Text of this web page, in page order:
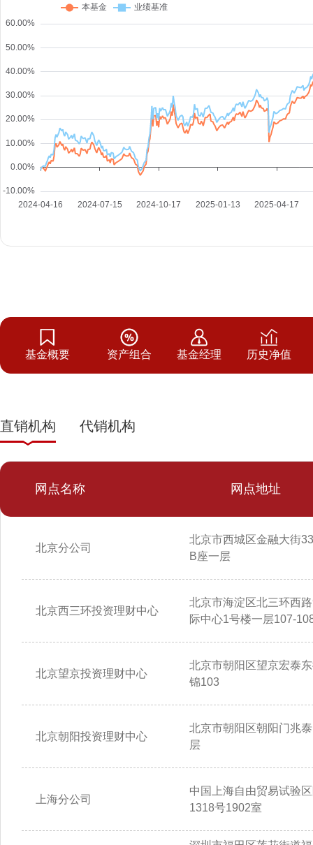
基金概要 资产组合 基金经理 历史净值
直销机构 代销机构
网点名称 网点地址
北京分公司
北京市西城区金融大街
B座一层
北京西三环投资理财中心
北京市海淀区北三环西
际中心1号楼一层107-
北京望京投资理财中心
北京市朝阳区望京宏泰
锦103
北京朝阳投资理财中心
北京市朝阳区朝阳门兆
层
上海分公司
中国上海自由贸易试验
1318号1902室